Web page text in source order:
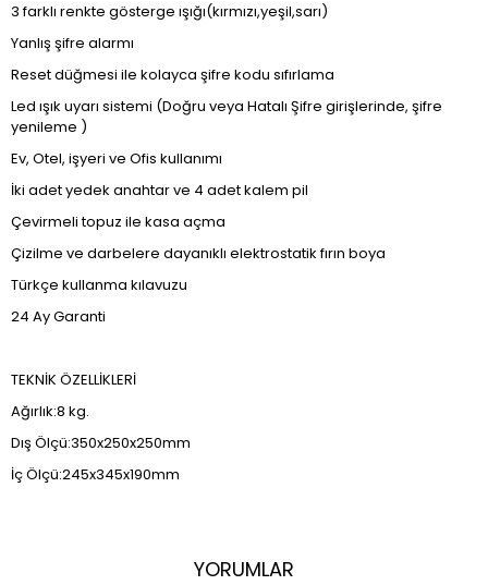
3 farklı renkte gösterge ışığı(kırmızı,yeşil,sarı)
Yanlış şifre alarmı
Reset düğmesi ile kolayca şifre kodu sıfırlama
Led ışık uyarı sistemi (Doğru veya Hatalı Şifre girişlerinde, şifre
yenileme )
Ev, Otel, işyeri ve Ofis kullanımı
İki adet yedek anahtar ve 4 adet kalem pil
Çevirmeli topuz ile kasa açma
Çizilme ve darbelere dayanıklı elektrostatik fırın boya
Türkçe kullanma kılavuzu
24 Ay Garanti
TEKNİK ÖZELLİKLERİ
Ağırlık:8 kg.
Dış Ölçü:350x250x250mm
İç Ölçü:245x345x190mm
YORUMLAR